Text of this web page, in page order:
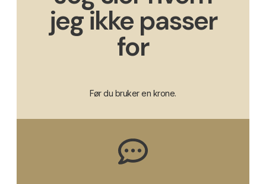
jeg ikke passer
for
Før du bruker en krone.